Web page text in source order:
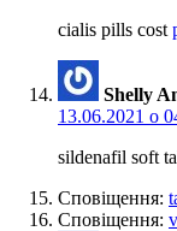
cialis pills cost
Shelly
13.06.2021 о
sildenafil soft
Сповіщення:
Сповіщення: